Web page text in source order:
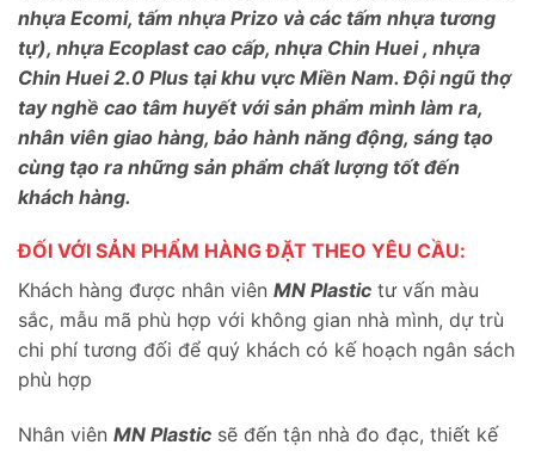
nhựa Ecomi, tấm nhựa Prizo và các tấm nhựa tương
tự), nhựa Ecoplast cao cấp, nhựa Chin Huei , nhựa
Chin Huei 2.0 Plus tại khu vực Miền Nam. Đội ngũ thợ
tay nghề cao tâm huyết với sản phẩm mình làm ra,
nhân viên giao hàng, bảo hành năng động, sáng tạo
cùng tạo ra những sản phẩm chất lượng tốt đến
khách hàng.
ĐỐI VỚI SẢN PHẨM HÀNG ĐẶT THEO YÊU CẦU:
Khách hàng được nhân viên MN Plastic tư vấn màu
sắc, mẫu mã phù hợp với không gian nhà mình, dự trù
chi phí tương đối để quý khách có kế hoạch ngân sách
phù hợp
Nhân viên MN Plastic sẽ đến tận nhà đo đạc, thiết kế